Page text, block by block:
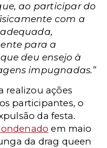
ao participar do
com a
para a
deu ensejo à
impugnadas.”
realizou ações
participantes, o
da festa.
em maio
da drag queen